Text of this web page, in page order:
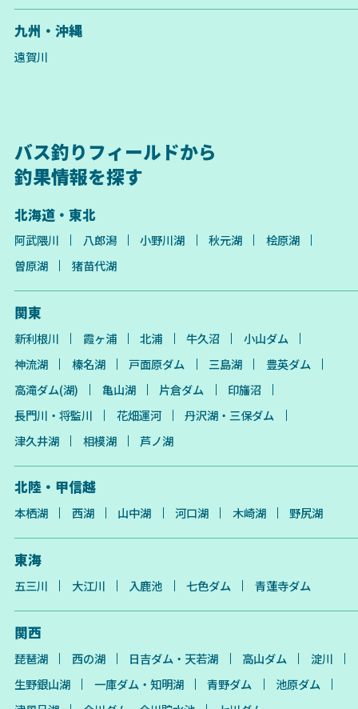
九州・沖縄
遠賀川
バス釣りフィールドから
釣果情報を探す
北海道・東北
阿武隈川 八郎潟 小野川湖 秋元湖
桧原湖
曽原湖
猪苗代湖
関東
新利根川 霞ヶ浦 北浦 牛久沼
小山ダム
神流湖
榛名湖 戸面原ダム 三島湖
豊英ダム
高滝ダム(湖)
亀山湖 片倉ダム
印旛沼
長門川・将監川
花畑運河
丹沢湖・三保ダム
津久井湖
相模湖 芦ノ湖
北陸・甲信越
本栖湖 西湖 山中湖 河口湖 木崎湖 野尻湖
東海
五三川 大江川 入鹿池 七色ダム 青蓮寺ダム
関西
琵琶湖 西の湖 日吉ダム・天若湖 高山ダム
淀川
生野銀山湖
一庫ダム・知明湖 青野ダム
池原ダム